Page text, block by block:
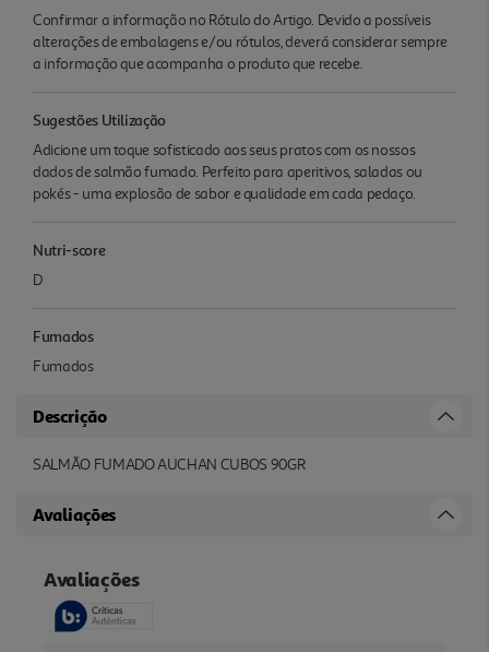
Confirmar a informação no Rótulo do Artigo. Devido a possíveis
alterações de embalagens e/ou rótulos, deverá considerar sempre
a informação que acompanha o produto que recebe.
Sugestões Utilização
Adicione um toque sofisticado aos seus pratos com os nossos
dados de salmão fumado. Perfeito para aperitivos, saladas ou
pokés - uma explosão de sabor e qualidade em cada pedaço.
Nutri-score
D
Fumados
Fumados
Descrição
SALMÃO FUMADO AUCHAN CUBOS 90GR
Avaliações